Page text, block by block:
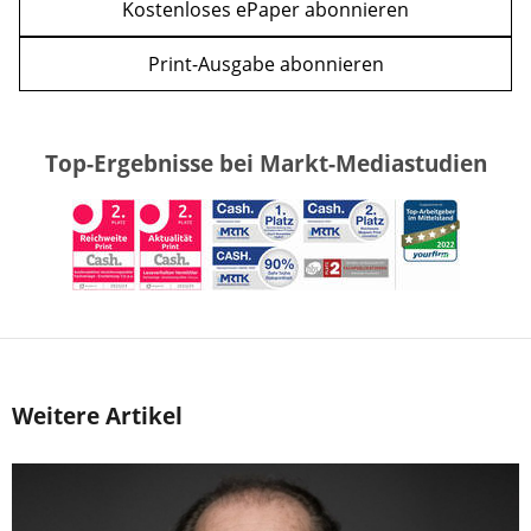
Kostenloses ePaper abonnieren
Print-Ausgabe abonnieren
Top-Ergebnisse bei Markt-Mediastudien
Weitere Artikel